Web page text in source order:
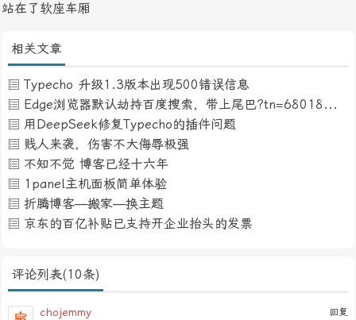
站在了软座车厢
相关文章
Typecho 升级1.3版本出现500错误信息
Edge浏览器默认劫持百度搜索，带上尾巴?tn=68018901_16_pg
用DeepSeek修复Typecho的插件问题
贱人来袭，伤害不大侮辱极强
不知不觉 博客已经十六年
1panel主机面板简单体验
折腾博客—搬家—换主题
京东的百亿补贴已支持开企业抬头的发票
评论列表(10条)
回复
chojemmy